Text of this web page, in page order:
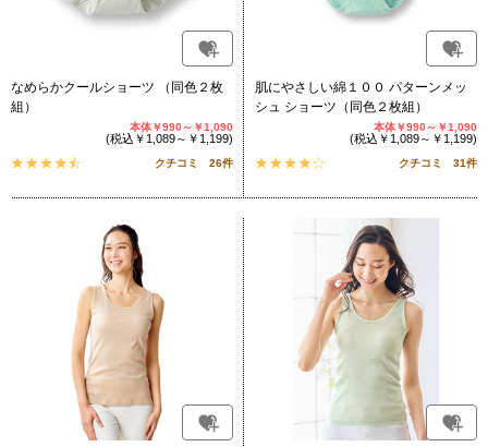
なめらかクールショーツ （同色２枚
組）
本体￥990～￥1,090
(税込￥1,089～￥1,199)
クチコミ 26件
肌にやさしい綿１００ パターンメッ
シュ ショーツ（同色２枚組）
本体￥990～￥1,090
(税込￥1,089～￥1,199)
クチコミ 31件